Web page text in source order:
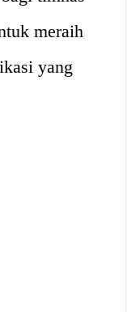
meraih
yang